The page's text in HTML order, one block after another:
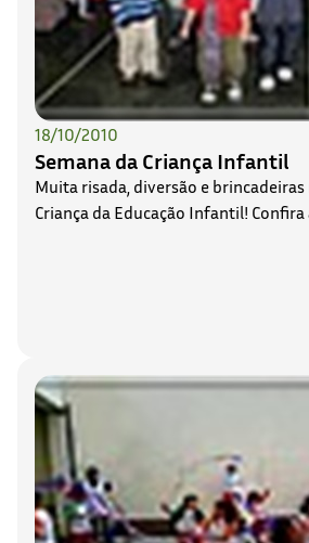
18/10/2010
Semana da Criança Infantil
Muita risada, diversão e brincadeiras
Criança da Educação Infantil! Confira